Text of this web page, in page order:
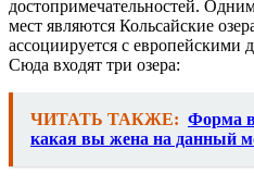
достопримечательностей.
мест являются Кольсайские
ассоциируется с европейскими
Сюда входят три озера:
ЧИТАТЬ ТАКЖЕ: Форма
какая вы жена на данный